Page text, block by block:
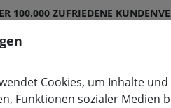
100.000 ZUFRIEDENE KUNDEN
Kerzen Indoor & Outdoor
Cookies, um Inhalte
Funktionen sozialer Medien